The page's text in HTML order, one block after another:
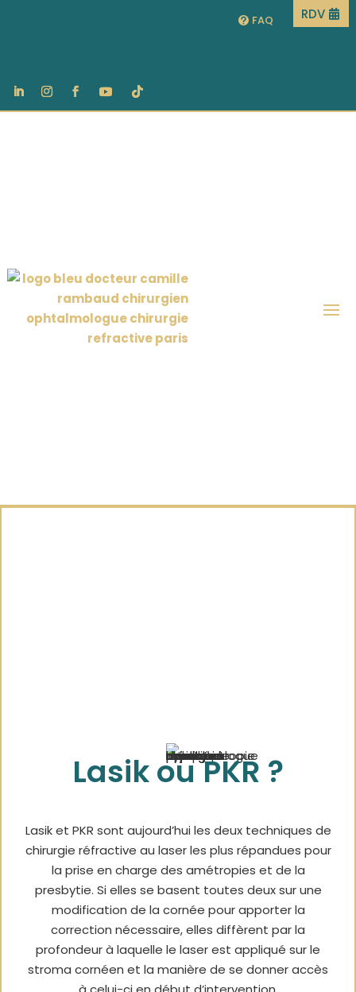
FAQ RDV
Lasik ou PKR ?
Lasik et PKR sont aujourd’hui les deux techniques de
chirurgie réfractive au laser les plus répandues pour
la prise en charge des amétropies et de la
presbytie. Si elles se basent toutes deux sur une
modification de la cornée pour apporter la
correction nécessaire, elles diffèrent par la
profondeur à laquelle le laser est appliqué sur le
stroma cornéen et la manière de se donner accès